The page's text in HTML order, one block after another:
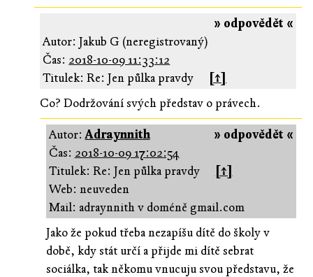
» odpovědět «
Autor: Jakub G (neregistrovaný)
Čas: 2018-10-09 11:33:12
Titulek: Re: Jen půlka pravdy
[↑]
Co? Dodržování svých představ o právech.
» odpovědět «
Autor:Adraynnith
Čas: 2018-10-09 17:02:54
Titulek: Re: Jen půlka pravdy
[↑]
Web: neuveden
Mail: adraynnith v doméně gmail.com
Jako že pokud třeba nezapíšu dítě do školy v
době, kdy stát určí a přijde mi dítě sebrat
sociálka, tak někomu vnucuju svou představu, že